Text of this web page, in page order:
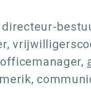
directeur-